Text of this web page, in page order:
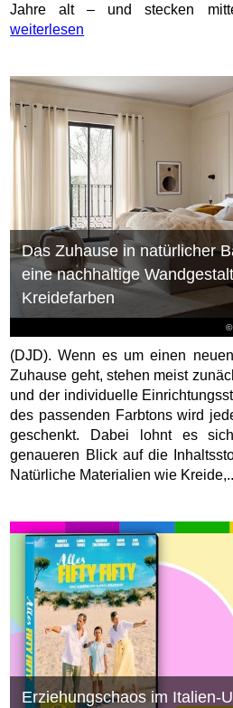
Jahre alt – und stecken
weiterlesen
©
Das Zuhause in natürlicher
eine nachhaltige
Kreidefarben
(DJD). Wenn es um einen
Zuhause geht, stehen meist
und der individuelle
des passenden Farbtons wird
geschenkt. Dabei lohnt es
genaueren Blick auf die
Natürliche Materialien wie
Erziehungschaos im Italien-